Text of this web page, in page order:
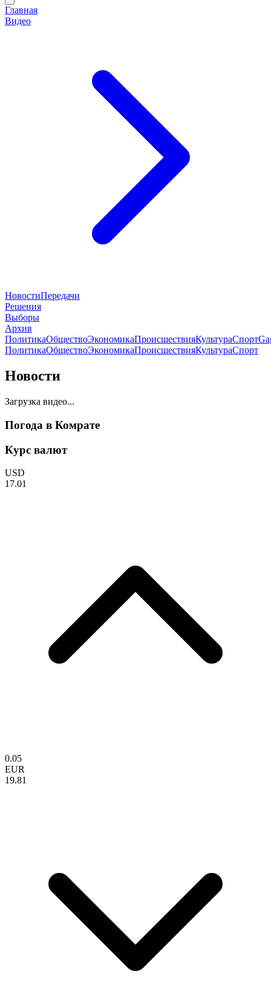
Главная
Видео
НовостиПередачи
Решения
Выборы
Архив
ПолитикаОбществоЭкономикаПроисшествияКультураСпорт
ПолитикаОбществоЭкономикаПроисшествияКультураСпорт
Новости
Загрузка видео...
Погода в Комрате
Курс валют
USD
17.01
0.05
EUR
19.81